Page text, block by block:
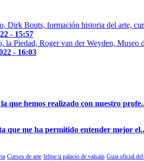
- 15:57
- 16:03
que hemos realizado con nuestro
que me ha permitido entender mejor
Cursos de arte felipe ii palacio de valsaín Guia oficial del